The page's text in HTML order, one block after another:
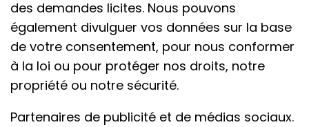
des demandes licites. Nous pouvons
également divulguer vos données sur la base
de votre consentement, pour nous conformer
à la loi ou pour protéger nos droits, notre
propriété ou notre sécurité.
Partenaires de publicité et de médias sociaux.